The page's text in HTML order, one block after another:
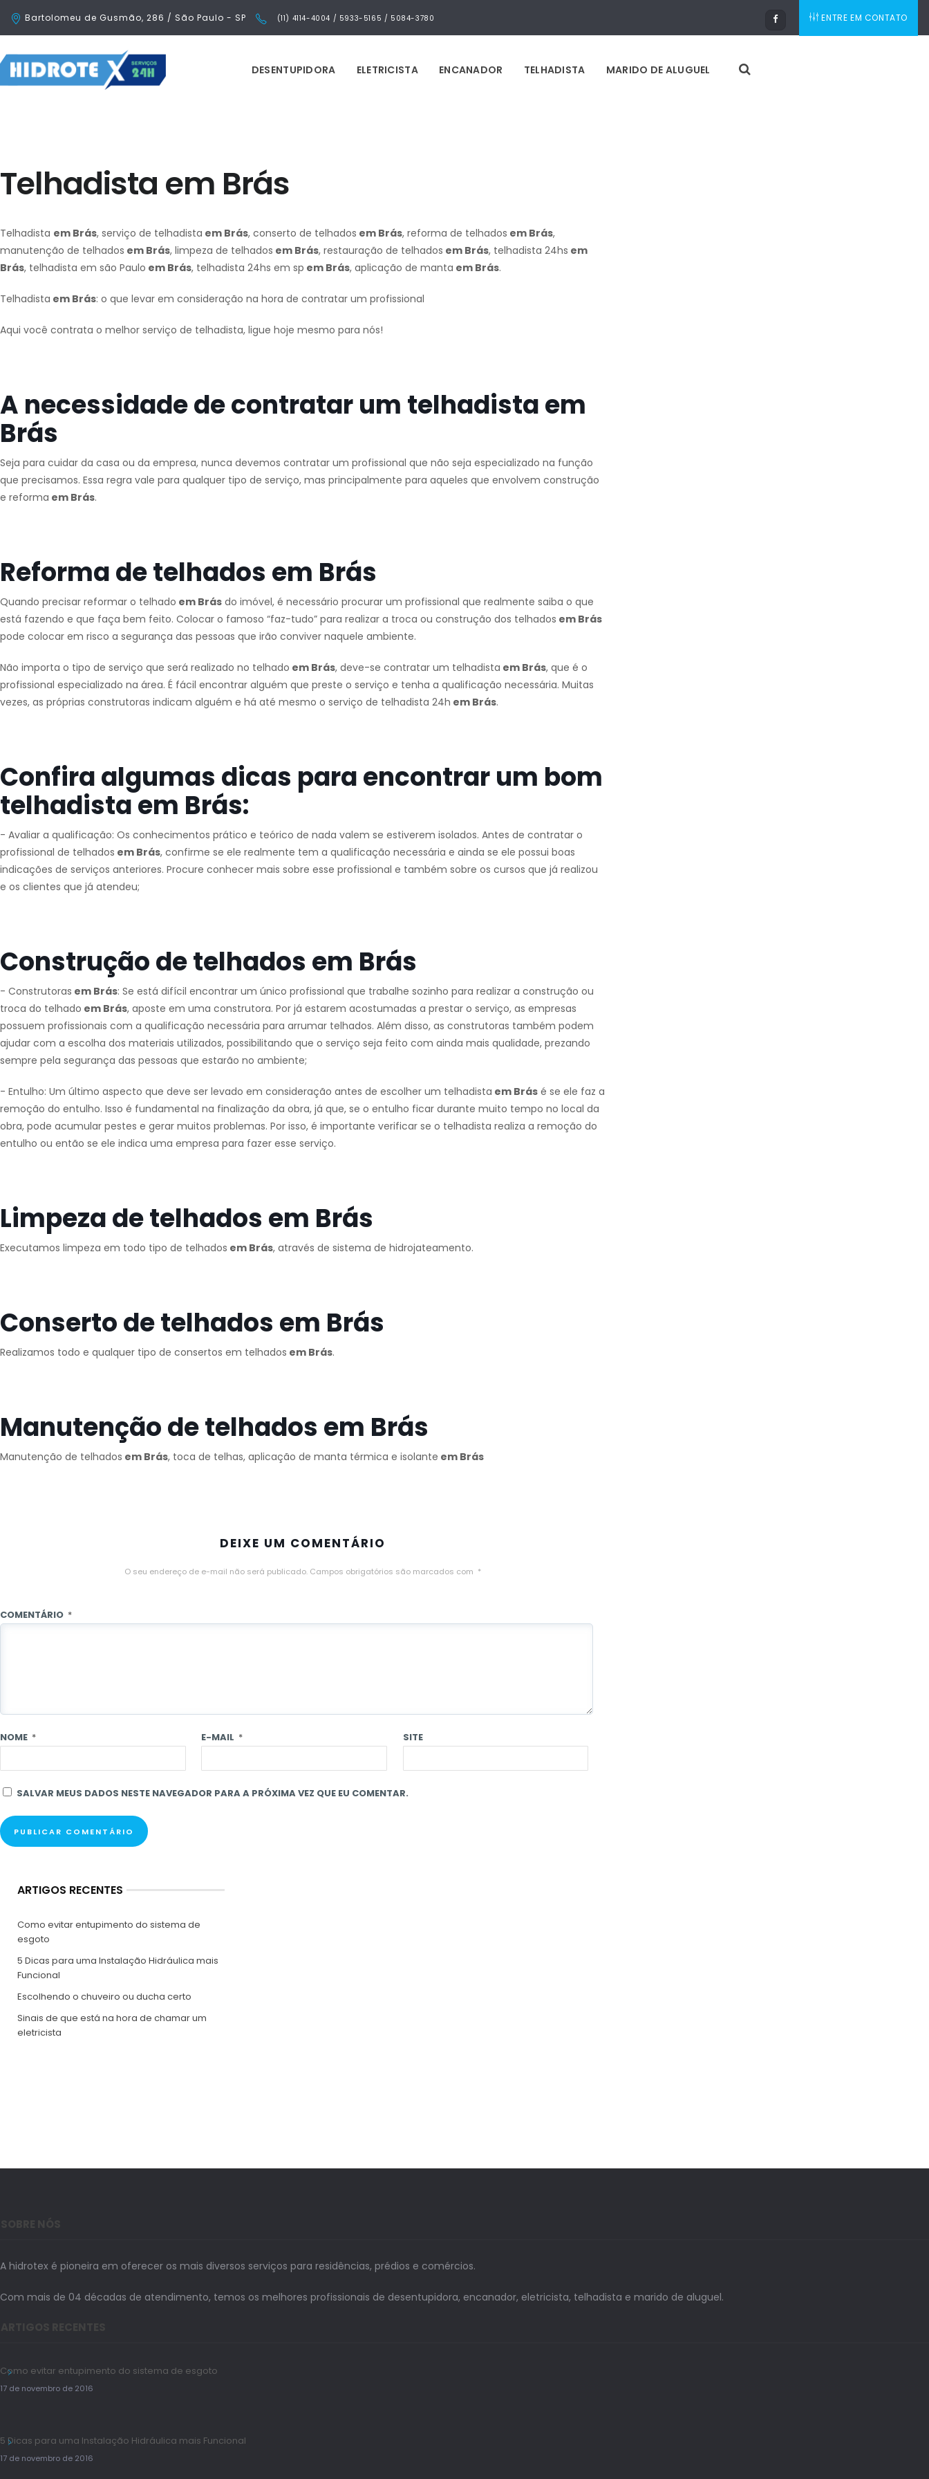
Bartolomeu de Gusmão, 286 / São Paulo - SP (11) 4114-4004 / 5933-5165 / 5084-3780 ENTRE EM CONTATO
DESENTUPIDORA ELETRICISTA ENCANADOR TELHADISTA MARIDO DE ALUGUEL
Telhadista em Brás
Telhadista em Brás, serviço de telhadista em Brás, conserto de telhados em Brás, reforma de telhados em Brás,
manutenção de telhados em Brás, limpeza de telhados em Brás, restauração de telhados em Brás, telhadista 24hs em
Brás, telhadista em são Paulo em Brás, telhadista 24hs em sp em Brás, aplicação de manta em Brás.
Telhadista em Brás: o que levar em consideração na hora de contratar um profissional
Aqui você contrata o melhor serviço de telhadista, ligue hoje mesmo para nós!
A necessidade de contratar um telhadista em
Brás
Seja para cuidar da casa ou da empresa, nunca devemos contratar um profissional que não seja especializado na função
que precisamos. Essa regra vale para qualquer tipo de serviço, mas principalmente para aqueles que envolvem construção
e reforma em Brás.
Reforma de telhados em Brás
Quando precisar reformar o telhado em Brás do imóvel, é necessário procurar um profissional que realmente saiba o que
está fazendo e que faça bem feito. Colocar o famoso “faz-tudo” para realizar a troca ou construção dos telhados em Brás
pode colocar em risco a segurança das pessoas que irão conviver naquele ambiente.
Não importa o tipo de serviço que será realizado no telhado em Brás, deve-se contratar um telhadista em Brás, que é o
profissional especializado na área. É fácil encontrar alguém que preste o serviço e tenha a qualificação necessária. Muitas
vezes, as próprias construtoras indicam alguém e há até mesmo o serviço de telhadista 24h em Brás.
Confira algumas dicas para encontrar um bom
telhadista em Brás:
- Avaliar a qualificação: Os conhecimentos prático e teórico de nada valem se estiverem isolados. Antes de contratar o
profissional de telhados em Brás, confirme se ele realmente tem a qualificação necessária e ainda se ele possui boas
indicações de serviços anteriores. Procure conhecer mais sobre esse profissional e também sobre os cursos que já realizou
e os clientes que já atendeu;
Construção de telhados em Brás
- Construtoras em Brás: Se está difícil encontrar um único profissional que trabalhe sozinho para realizar a construção ou
troca do telhado em Brás, aposte em uma construtora. Por já estarem acostumadas a prestar o serviço, as empresas
possuem profissionais com a qualificação necessária para arrumar telhados. Além disso, as construtoras também podem
ajudar com a escolha dos materiais utilizados, possibilitando que o serviço seja feito com ainda mais qualidade, prezando
sempre pela segurança das pessoas que estarão no ambiente;
- Entulho: Um último aspecto que deve ser levado em consideração antes de escolher um telhadista em Brás é se ele faz a
remoção do entulho. Isso é fundamental na finalização da obra, já que, se o entulho ficar durante muito tempo no local da
obra, pode acumular pestes e gerar muitos problemas. Por isso, é importante verificar se o telhadista realiza a remoção do
entulho ou então se ele indica uma empresa para fazer esse serviço.
Limpeza de telhados em Brás
Executamos limpeza em todo tipo de telhados em Brás, através de sistema de hidrojateamento.
Conserto de telhados em Brás
Realizamos todo e qualquer tipo de consertos em telhados em Brás.
Manutenção de telhados em Brás
Manutenção de telhados em Brás, toca de telhas, aplicação de manta térmica e isolante em Brás
DEIXE UM COMENTÁRIO
O seu endereço de e-mail não será publicado. Campos obrigatórios são marcados com *
COMENTÁRIO *
NOME * E-MAIL * SITE
SALVAR MEUS DADOS NESTE NAVEGADOR PARA A PRÓXIMA VEZ QUE EU COMENTAR.
ARTIGOS RECENTES
Como evitar entupimento do sistema de
esgoto
5 Dicas para uma Instalação Hidráulica mais
Funcional
Escolhendo o chuveiro ou ducha certo
Sinais de que está na hora de chamar um
eletricista
A hidrotex é pioneira em oferecer os mais diversos serviços para residências, prédios e comércios.
Com mais de 04 décadas de atendimento, temos os melhores profissionais de desentupidora, encanador, eletricista, telhadista e marido de aluguel.
Como evitar entupimento do sistema de esgoto
17 de novembro de 2016
5 Dicas para uma Instalação Hidráulica mais Funcional
17 de novembro de 2016